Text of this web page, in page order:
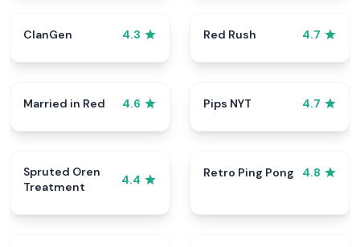
ClanGen 4.3 Red Rush 4.7
Married in Red 4.6 Pips NYT 4.7
Spruted Oren
Treatment
4.4
Retro Ping Pong 4.8